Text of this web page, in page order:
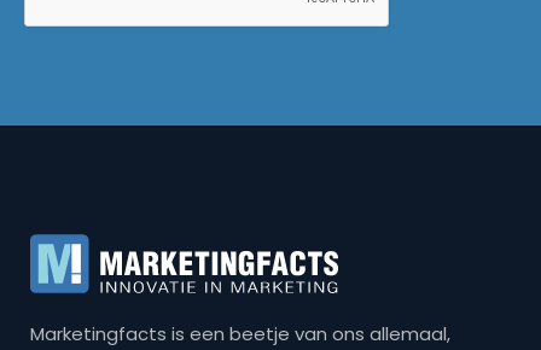
Marketingfacts is een beetje van ons allemaal,